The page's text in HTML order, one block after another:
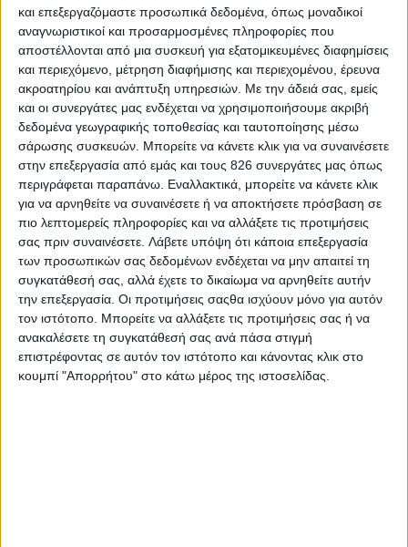
και επεξεργαζόμαστε προσωπικά δεδομένα, όπως μοναδικοί
αναγνωριστικοί και προσαρμοσμένες πληροφορίες που
αποστέλλονται από μια συσκευή για εξατομικευμένες διαφημίσεις
και περιεχόμενο, μέτρηση διαφήμισης και περιεχομένου, έρευνα
ακροατηρίου και ανάπτυξη υπηρεσιών. Με την άδειά σας, εμείς
και οι συνεργάτες μας ενδέχεται να χρησιμοποιήσουμε ακριβή
δεδομένα γεωγραφικής τοποθεσίας και ταυτοποίησης μέσω
σάρωσης συσκευών. Μπορείτε να κάνετε κλικ για να συναινέσετε
στην επεξεργασία από εμάς και τους 826 συνεργάτες μας όπως
περιγράφεται παραπάνω. Εναλλακτικά, μπορείτε να κάνετε κλικ
για να αρνηθείτε να συναινέσετε ή να αποκτήσετε πρόσβαση σε
πιο λεπτομερείς πληροφορίες και να αλλάξετε τις προτιμήσεις
σας πριν συναινέσετε. Λάβετε υπόψη ότι κάποια επεξεργασία
των προσωπικών σας δεδομένων ενδέχεται να μην απαιτεί τη
συγκατάθεσή σας, αλλά έχετε το δικαίωμα να αρνηθείτε αυτήν
την επεξεργασία. Οι προτιμήσεις σαςθα ισχύουν μόνο για αυτόν
τον ιστότοπο. Μπορείτε να αλλάξετε τις προτιμήσεις σας ή να
ανακαλέσετε τη συγκατάθεσή σας ανά πάσα στιγμή
επιστρέφοντας σε αυτόν τον ιστότοπο και κάνοντας κλικ στο
κουμπί "Απορρήτου" στο κάτω μέρος της ιστοσελίδας.
έχουμε συμφωνήσει.
Η εμπειρία χωρών όπως η Ελλάδα
δείχνει ότι όταν συνδυάζεις
σταθερά δημόσια οικονομικά,
μεταρρυθμίσεις και επενδύσεις,
μπορείς να ανακτήσεις αξιοπιστία
και δυναμική. Αυτό είναι ένα
μήνυμα που έχει αξία για ολόκληρη
την Ευρώπη.
Το 2026 είναι η τελευταία χρονιά